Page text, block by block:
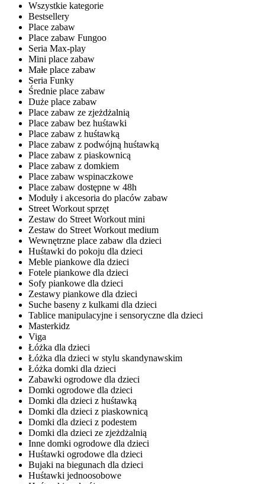
Wszystkie kategorie
Bestsellery
Place zabaw
Place zabaw Fungoo
Seria Max-play
Mini place zabaw
Małe place zabaw
Seria Funky
Średnie place zabaw
Duże place zabaw
Place zabaw ze zjeżdżalnią
Place zabaw bez huśtawki
Place zabaw z huśtawką
Place zabaw z podwójną huśtawką
Place zabaw z piaskownicą
Place zabaw z domkiem
Place zabaw wspinaczkowe
Place zabaw dostępne w 48h
Moduły i akcesoria do placów zabaw
Street Workout sprzęt
Zestaw do Street Workout mini
Zestaw do Street Workout medium
Wewnętrzne place zabaw dla dzieci
Huśtawki do pokoju dla dzieci
Meble piankowe dla dzieci
Fotele piankowe dla dzieci
Sofy piankowe dla dzieci
Zestawy piankowe dla dzieci
Suche baseny z kulkami dla dzieci
Tablice manipulacyjne i sensoryczne dla dzieci
Masterkidz
Viga
Łóżka dla dzieci
Łóżka dla dzieci w stylu skandynawskim
Łóżka domki dla dzieci
Zabawki ogrodowe dla dzieci
Domki ogrodowe dla dzieci
Domki dla dzieci z huśtawką
Domki dla dzieci z piaskownicą
Domki dla dzieci z podestem
Domki dla dzieci ze zjeżdżalnią
Inne domki ogrodowe dla dzieci
Huśtawki ogrodowe dla dzieci
Bujaki na biegunach dla dzieci
Huśtawki jednoosobowe